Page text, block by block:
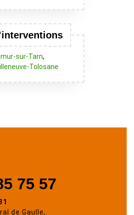
sur-Tarn,
Tolosane
75 57
de Gaulle,